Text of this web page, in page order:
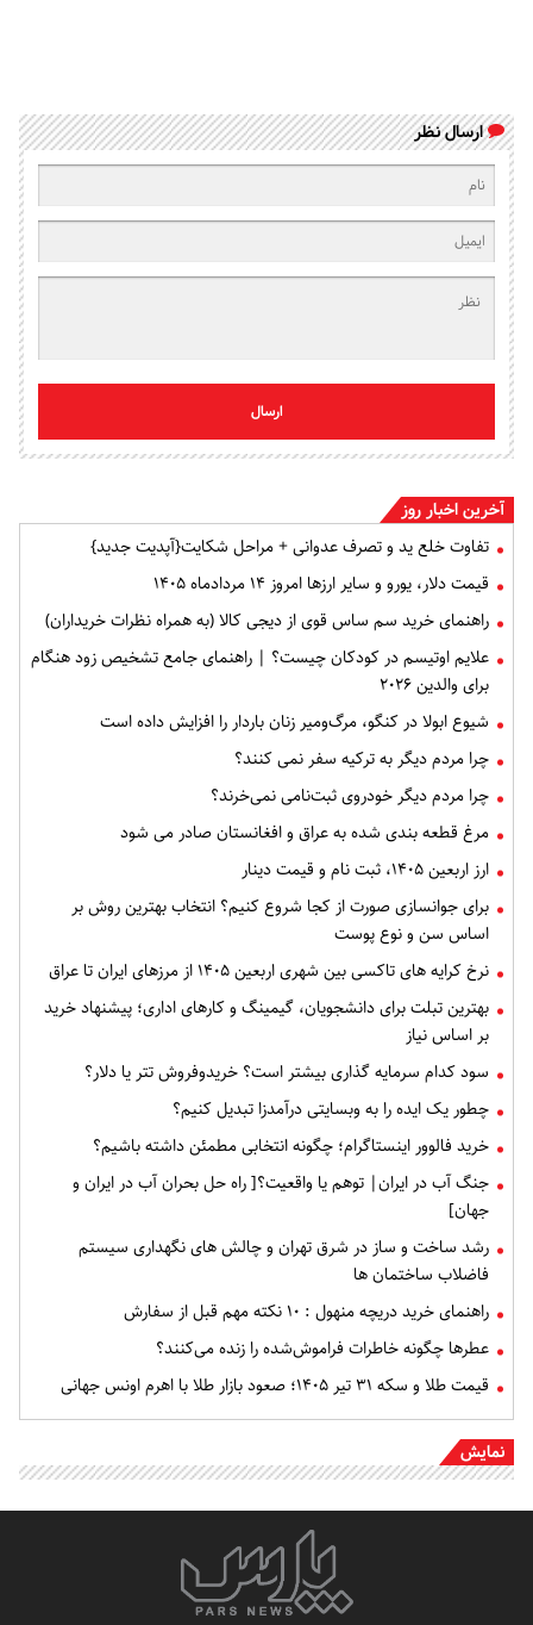
ارسال نظر
ارسال
آخرین اخبار روز
تفاوت خلع ید و تصرف عدوانی + مراحل شکایت{آپدیت جدید}
قیمت دلار، یورو و سایر ارزها امروز ۱۴ مردادماه ۱۴۰۵
راهنمای خرید سم ساس قوی از دیجی کالا (به همراه نظرات خریداران)
علایم اوتیسم در کودکان چیست؟ | راهنمای جامع تشخیص زود هنگام
برای والدین ۲۰۲۶
شیوع ابولا در کنگو، مرگ‌ومیر زنان باردار را افزایش داده است
چرا مردم دیگر به ترکیه سفر نمی کنند؟
چرا مردم دیگر خودروی ثبت‌نامی نمی‌خرند؟
مرغ قطعه‌ بندی شده به عراق و افغانستان صادر می شود
ارز اربعین ۱۴۰۵، ثبت‌ نام و قیمت دینار
برای جوانسازی صورت از کجا شروع کنیم؟ انتخاب بهترین روش بر
اساس سن و نوع پوست
نرخ کرایه های تاکسی بین شهری اربعین ۱۴۰۵ از مرزهای ایران تا عراق
بهترین تبلت برای دانشجویان، گیمینگ و کارهای اداری؛ پیشنهاد خرید
بر اساس نیاز
سود کدام سرمایه گذاری بیشتر است؟ خریدوفروش تتر یا دلار؟
چطور یک ایده را به وبسایتی درآمدزا تبدیل کنیم؟
خرید فالوور اینستاگرام؛ چگونه انتخابی مطمئن داشته باشیم؟
جنگ آب در ایران| توهم یا واقعیت؟[ راه حل بحران آب در ایران و
جهان]
رشد ساخت و ساز در شرق تهران و چالش های نگهداری سیستم
فاضلاب ساختمان ها
راهنمای خرید دریچه منهول : ۱۰ نکته مهم قبل از سفارش
عطرها چگونه خاطرات فراموش‌شده را زنده می‌کنند؟
قیمت طلا و سکه ۳۱ تیر ۱۴۰۵؛ صعود بازار طلا با اهرم اونس جهانی
نمایش